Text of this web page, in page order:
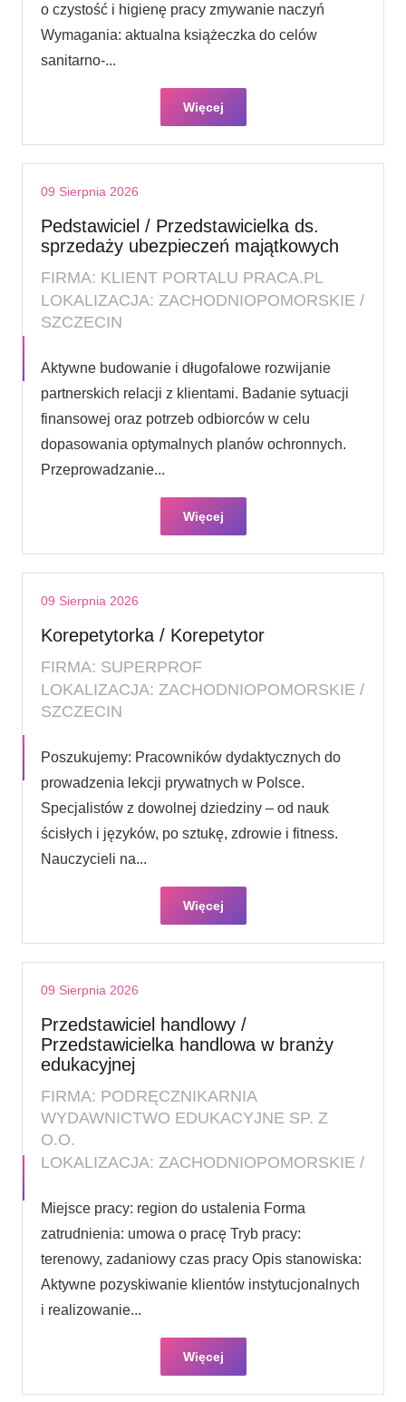
o czystość i higienę pracy zmywanie naczyń
Wymagania: aktualna książeczka do celów
sanitarno-...
Więcej
09 Sierpnia 2026
Pedstawiciel / Przedstawicielka ds.
sprzedaży ubezpieczeń majątkowych
FIRMA: KLIENT PORTALU PRACA.PL
LOKALIZACJA: ZACHODNIOPOMORSKIE /
SZCZECIN
Aktywne budowanie i długofalowe rozwijanie
partnerskich relacji z klientami. Badanie sytuacji
finansowej oraz potrzeb odbiorców w celu
dopasowania optymalnych planów ochronnych.
Przeprowadzanie...
Więcej
09 Sierpnia 2026
Korepetytorka / Korepetytor
FIRMA: SUPERPROF
LOKALIZACJA: ZACHODNIOPOMORSKIE /
SZCZECIN
Poszukujemy: Pracowników dydaktycznych do
prowadzenia lekcji prywatnych w Polsce.
Specjalistów z dowolnej dziedziny – od nauk
ścisłych i języków, po sztukę, zdrowie i fitness.
Nauczycieli na...
Więcej
09 Sierpnia 2026
Przedstawiciel handlowy /
Przedstawicielka handlowa w branży
edukacyjnej
FIRMA: PODRĘCZNIKARNIA
WYDAWNICTWO EDUKACYJNE SP. Z
O.O.
LOKALIZACJA: ZACHODNIOPOMORSKIE /
Miejsce pracy: region do ustalenia Forma
zatrudnienia: umowa o pracę Tryb pracy:
terenowy, zadaniowy czas pracy Opis stanowiska:
Aktywne pozyskiwanie klientów instytucjonalnych
i realizowanie...
Więcej